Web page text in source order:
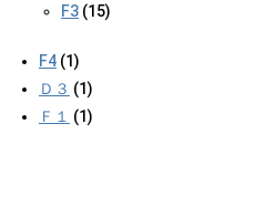
F3 (15)
F4 (1)
Ｄ３ (1)
Ｆ１
(1)